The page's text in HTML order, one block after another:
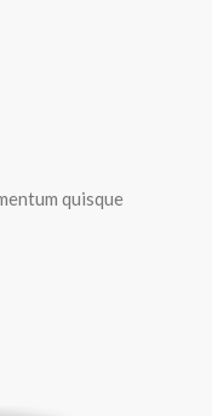
quisque